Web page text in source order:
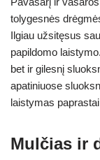
tolygesnės
Ilgiau užsitęsus
papildomo
bet ir gilesnį
apatiniuose
laistymas
Mulčias ir